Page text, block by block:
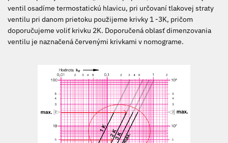
ventil osadíme termostatickú hlavicu, pri určovaní tlakovej straty
ventilu pri danom prietoku použijeme krivky 1 -3K, pričom
doporučujeme voliť krivku 2K. Doporučená oblasť dimenzovania
ventilu je naznačená červenými krivkami v nomograme.